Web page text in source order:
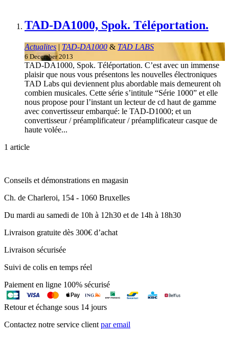
TAD-DA1000, Spok. Téléportation.
Actualites | TAD-DA1000 & TAD LABS
6 December 2013
TAD-DA1000, Spok. Téléportation. C’est avec un immense
plaisir que nous vous présentons les nouvelles électroniques
TAD Labs qui deviennent plus abordable mais demeurent oh
combien musicales. Cette série s’intitule “Série 1000” et elle
nous propose pour l’instant un lecteur de cd haut de gamme
avec convertisseur embarqué: le TAD-D1000; et un
convertisseur / préamplificateur / préamplificateur casque de
haute volée...
1 article
Conseils et démonstrations en magasin
Ch. de Charleroi, 154 - 1060 Bruxelles
Du mardi au samedi de 10h à 12h30 et de 14h à 18h30
Livraison gratuite dès 300€ d’achat
Livraison sécurisée
Suivi de colis en temps réel
Paiement en ligne 100% sécurisé
Retour et échange sous 14 jours
Contactez notre service clientpar email